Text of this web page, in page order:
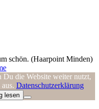
schön. (Haarpoint Minden)
Du die Website weiter nutzt,
Datenschutzerklärung
lesen